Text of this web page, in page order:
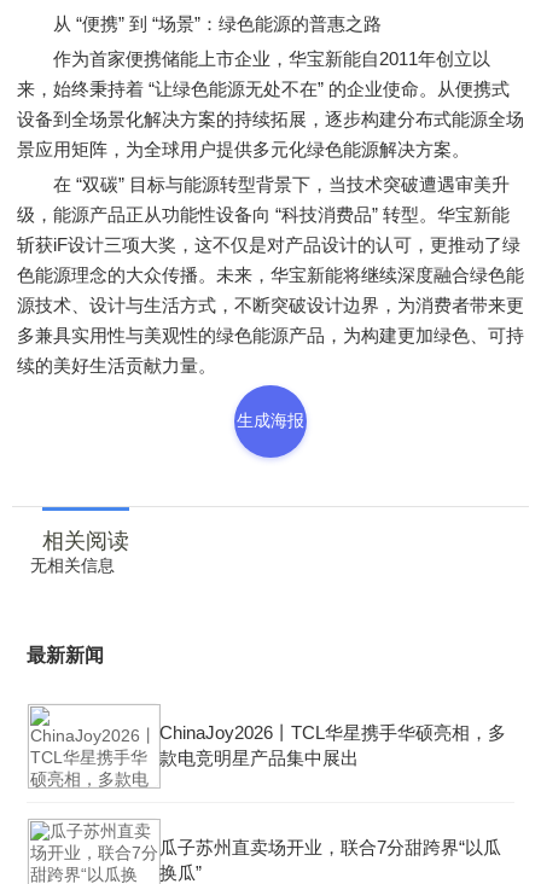
从 “便携” 到 “场景”：绿色能源的普惠之路
作为首家便携储能上市企业，华宝新能自2011年创立以
来，始终秉持着 “让绿色能源无处不在” 的企业使命。从便携式
设备到全场景化解决方案的持续拓展，逐步构建分布式能源全场
景应用矩阵，为全球用户提供多元化绿色能源解决方案。
在 “双碳” 目标与能源转型背景下，当技术突破遭遇审美升
级，能源产品正从功能性设备向 “科技消费品” 转型。华宝新能
斩获iF设计三项大奖，这不仅是对产品设计的认可，更推动了绿
色能源理念的大众传播。未来，华宝新能将继续深度融合绿色能
源技术、设计与生活方式，不断突破设计边界，为消费者带来更
多兼具实用性与美观性的绿色能源产品，为构建更加绿色、可持
续的美好生活贡献力量。
生成海报
相关阅读
无相关信息
最新新闻
ChinaJoy2026丨TCL华星携手华硕亮相，多
款电竞明星产品集中展出
瓜子苏州直卖场开业，联合7分甜跨界“以瓜
换瓜”